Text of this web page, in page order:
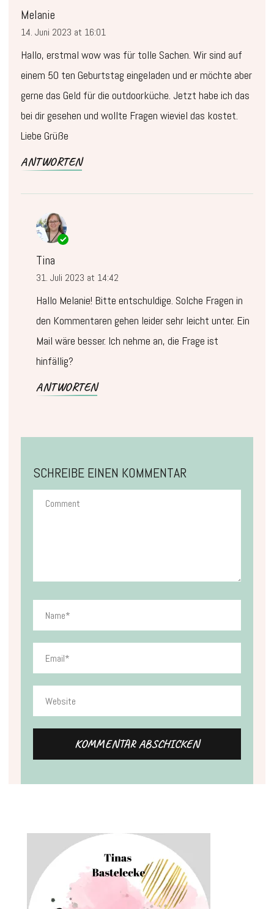
Melanie
14. Juni 2023 at 16:01
Hallo, erstmal wow was für tolle Sachen. Wir sind auf
einem 50 ten Geburtstag eingeladen und er möchte aber
gerne das Geld für die outdoorküche. Jetzt habe ich das
bei dir gesehen und wollte Fragen wieviel das kostet.
Liebe Grüße
ANTWORTEN
Tina
31. Juli 2023 at 14:42
Hallo Melanie! Bitte entschuldige. Solche Fragen in
den Kommentaren gehen leider sehr leicht unter. Ein
Mail wäre besser. Ich nehme an, die Frage ist
hinfällig?
ANTWORTEN
SCHREIBE EINEN KOMMENTAR